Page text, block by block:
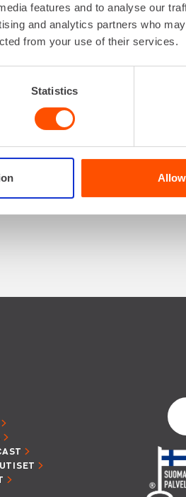
features and to analyse our
and analytics partners who
from your use of their services.
Statistics